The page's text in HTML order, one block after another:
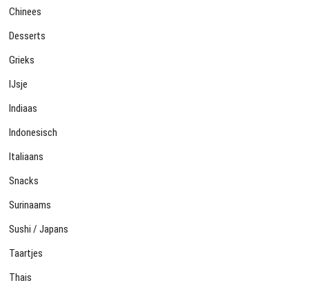
Chinees
Desserts
Grieks
IJsje
Indiaas
Indonesisch
Italiaans
Snacks
Surinaams
Sushi / Japans
Taartjes
Thais